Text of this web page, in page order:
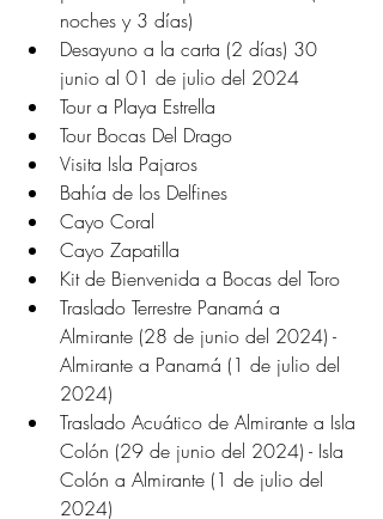
noches y 3 días)
Desayuno a la carta (2 días) 30
junio al 01 de julio del 2024
Tour a Playa Estrella
Tour Bocas Del Drago
Visita Isla Pajaros
Bahía de los Delfines
Cayo Coral
Cayo Zapatilla
Kit de Bienvenida a Bocas del Toro
Traslado Terrestre Panamá a
Almirante (28 de junio del 2024) -
Almirante a Panamá (1 de julio del
2024)
Traslado Acuático de Almirante a Isla
Colón (29 de junio del 2024) - Isla
Colón a Almirante (1 de julio del
2024)